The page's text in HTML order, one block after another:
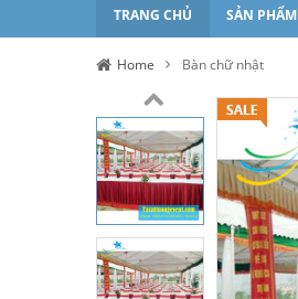
TRANG CHỦ SẢN PHẨM
Home Bàn chữ nhật